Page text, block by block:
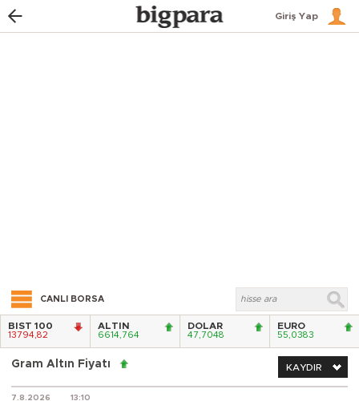
Giriş Yap
CANLI BORSA
BIST 100
13794,82
ALTIN
6614,764
DOLAR
47,7048
EURO
55,0383
Gram Altın Fiyatı KAYDIR
7.8.2026 13:10